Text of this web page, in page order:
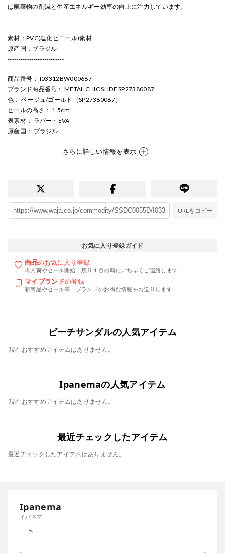
は廃棄物の削減と生産エネルギー効率の向上に注力しています。
--------------------------
素材：PVC(塩化ビニール)素材
原産国：ブラジル
--------------------------
商品番号 ： I03312BW000687
ブランド商品番号 ： METAL CHIC SLIDE SP27380087
色 ： ベージュ/ゴールド（SP27380087）
ヒールの高さ ： 1.5cm
表素材： ラバー・EVA
原産国 ： ブラジル
さらに詳しい情報を表示
URLをコピー
お気に入り登録ガイド
商品のお気に入り登録
再入荷やセール開始、残り１点の時にいち早くご連絡します
マイブランドの登録
新商品やセール等、ブランドのお得な情報をお送りします
ビーチサンダルの人気アイテム
現在おすすめアイテムはありません。
Ipanemaの人気アイテム
現在おすすめアイテムはありません。
最近チェックしたアイテム
最近チェックしたアイテムはありません。
Ipanema
イパネマ